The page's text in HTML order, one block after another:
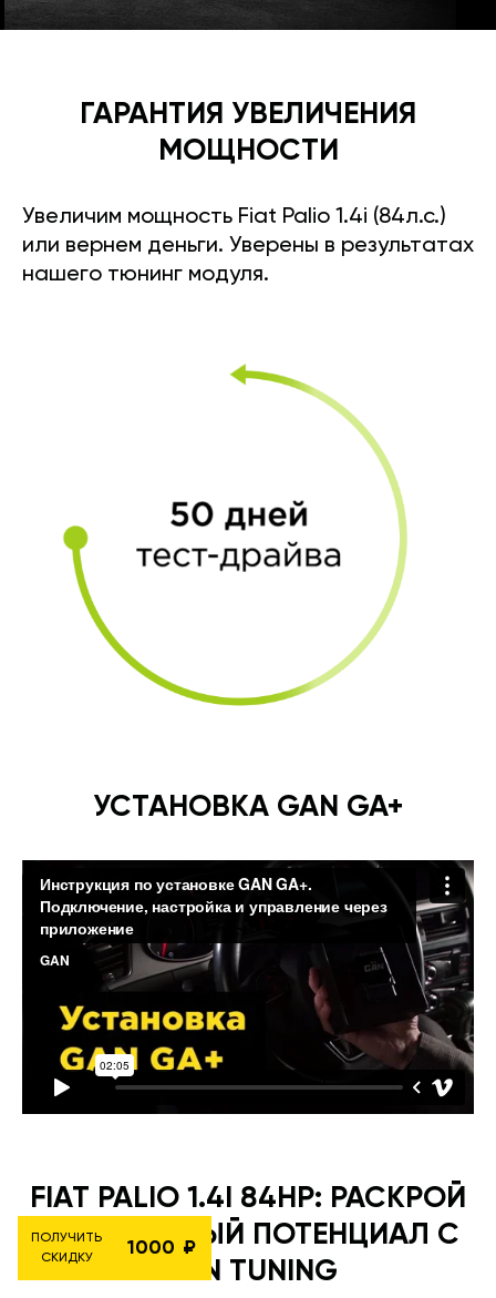
ГАРАНТИЯ УВЕЛИЧЕНИЯ
МОЩНОСТИ
Увеличим мощность Fiat Palio 1.4i (84л.с.)
или вернем деньги. Уверены в результатах
нашего тюнинг модуля.
УСТАНОВКА GAN GA+
FIAT PALIO 1.4I 84HP: РАСКРОЙ
ЕГО СКРЫТЫЙ ПОТЕНЦИАЛ С
GÄN TUNING
ПОЛУЧИТЬ
СКИДКУ
1000